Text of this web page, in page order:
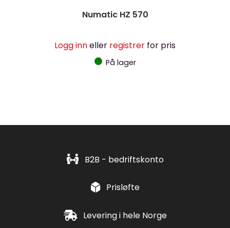
Numatic HZ 570
Logg inneller registrer for pris
På lager
B2B - bedriftskonto
Prisløfte
Levering i hele Norge